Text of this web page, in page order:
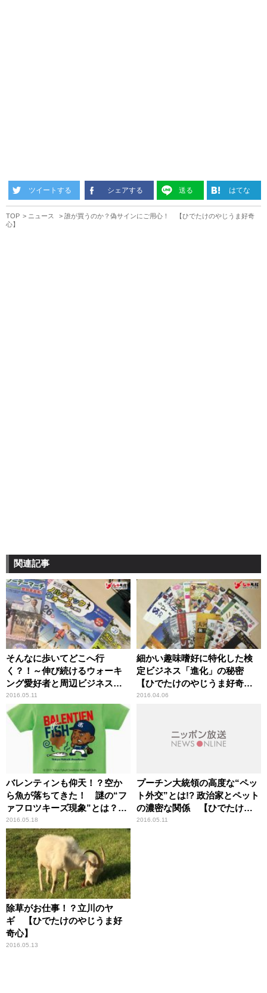
ツイートする シェアする 送る はてな
TOP ニュース
誰が買うのか？偽サインにご用心！ 【ひでたけのやじうま好奇
心】
関連記事
そんなに歩いてどこへ行
く？！～伸び続けるウォーキ
ング愛好者と周辺ビジネスの
皮算用とは？！ 【ひでたけ
のやじうま好奇心】
2016.05.11
細かい趣味嗜好に特化した検
定ビジネス「進化」の秘密
【ひでたけのやじうま好奇
心】
2016.04.06
バレンティンも仰天！？空か
ら魚が落ちてきた！ 謎の“フ
ァフロツキーズ現象”とは？
【ひでたけのやじうま好奇
心】
2016.05.18
プーチン大統領の高度な“ペッ
ト外交”とは!? 政治家とペット
の濃密な関係 【ひでたけの
やじうま好奇心】
2016.05.11
除草がお仕事！？立川のヤ
ギ 【ひでたけのやじうま好
奇心】
2016.05.13